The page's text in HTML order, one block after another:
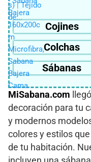
Cojines
Colchas
Sábanas
MiSabana.com
decoración para tu
y modernos
colores y estilos
de tu habitación.